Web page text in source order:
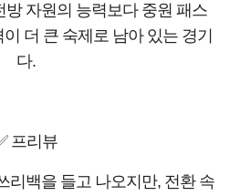
방 자원의 능력보다 중원 패스
더 큰 숙제로 남아 있는 경기
다.
프리뷰
리백을 들고 나오지만, 전환 속